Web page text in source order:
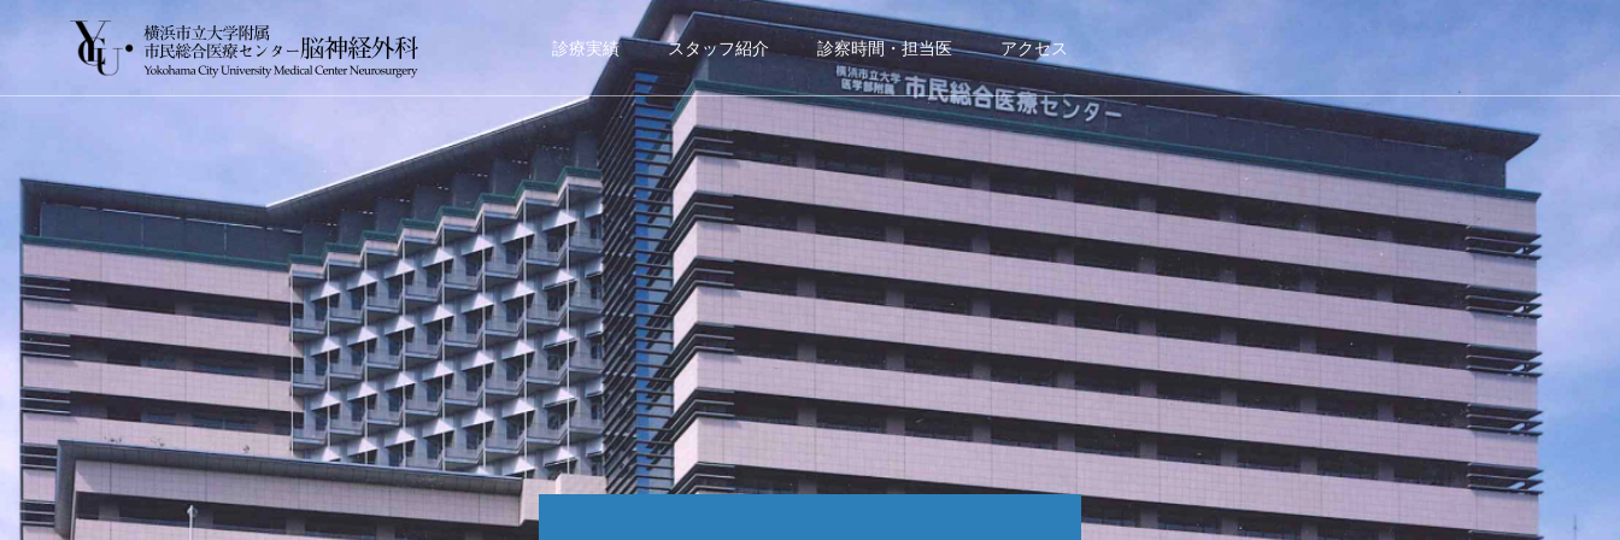
診療実績 スタッフ紹介 診察時間・担当医 アクセス